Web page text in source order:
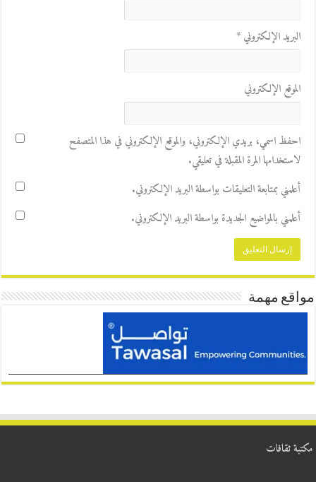
البريد الإلكتروني*
الموقع الإلكتروني
احفظ اسمي، بريدي الإلكتروني، والموقع الإلكتروني في هذا المتصفح
لاستخدامها المرة المقبلة في تعليقي.
أعلمني بمتابعة التعليقات بواسطة البريد الإلكتروني.
أعلمني بالمواضيع الجديدة بواسطة البريد الإلكتروني.
مواقع مهمة
مكتبة ثقافات